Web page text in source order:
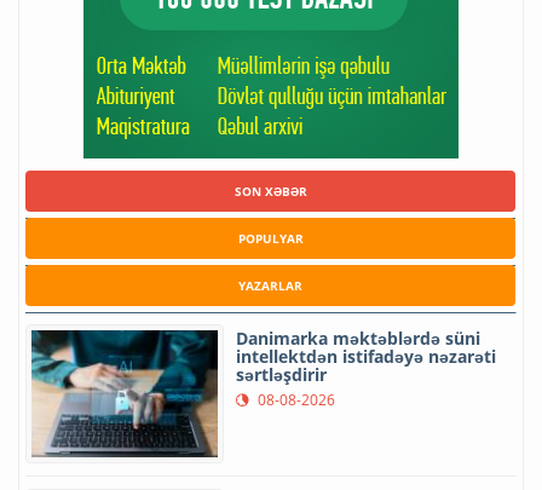
SON XƏBƏR
POPULYAR
YAZARLAR
Danimarka məktəblərdə süni
intellektdən istifadəyə nəzarəti
sərtləşdirir
08-08-2026